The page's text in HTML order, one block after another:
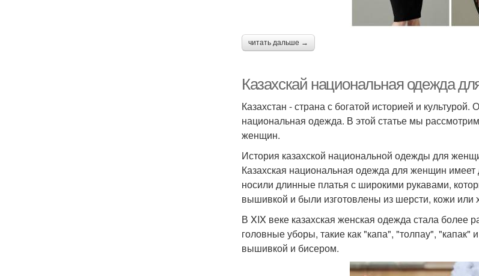
читать дальше →
Казахскай национальная одежда
Казахстан - страна с богатой историей и
национальная одежда. В этой статье мы
женщин.
История казахской национальной одежды для
Казахская национальная одежда для женщин
носили длинные платья с широкими рукавами,
вышивкой и были изготовлены из шерсти, кожи или
В XIX веке казахская женская одежда стала
головные уборы, такие как "капа", "толпау",
вышивкой и бисером.